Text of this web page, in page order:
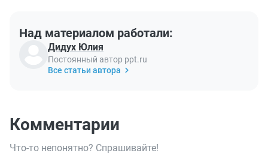
Над материалом работали:
Дидух Юлия
Постоянный автор ppt.ru
Все статьи автора
Комментарии
Что-то непонятно? Спрашивайте!